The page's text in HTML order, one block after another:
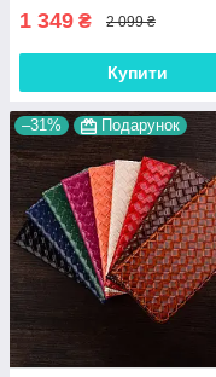
1 349 ₴ 2 099 ₴
Купити
–31% Подарунок